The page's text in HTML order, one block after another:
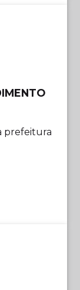
prefeitura